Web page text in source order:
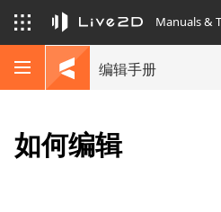
Manuals &
编辑手册
如何编辑